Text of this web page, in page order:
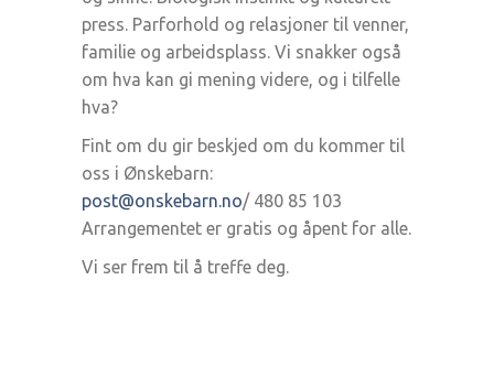
press. Parforhold og relasjoner til venner,
familie og arbeidsplass. Vi snakker også
om hva kan gi mening videre, og i tilfelle
hva?
Fint om du gir beskjed om du kommer til
oss i Ønskebarn:
post@onskebarn.no/ 480 85 103
Arrangementet er gratis og åpent for alle.
Vi ser frem til å treffe deg.